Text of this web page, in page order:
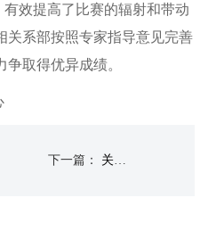
效提高了比赛的辐射和带动
关系部按照专家指导意见完善
取得优异成绩。
下一篇： 关于深入推进思政教育和美育协同育人的通知